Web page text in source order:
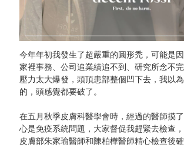
今年年初我發生了超嚴重的圓形禿，可能是
家裡事務、公司追業績追不到、研究所念不完
壓力太大爆發，頭頂患部整個凹下去，我以
的，頭感覺都要破了。
在五月秋季皮膚科醫學會時，經過的醫師摸
心是免疫系統問題，大家督促我趕緊去檢查
皮膚部朱家瑜醫師和陳柏樺醫師精心檢查後